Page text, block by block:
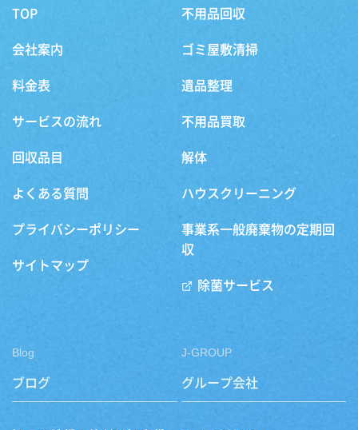
TOP
会社案内
料金表
サービスの流れ
回収品目
よくある質問
プライバシーポリシー
サイトマップ
不用品回収
ゴミ屋敷清掃
遺品整理
不用品買取
解体
ハウスクリーニング
事業系一般廃棄物の定期回
収
除菌サービス
Blog
ブログ
J-GROUP
グループ会社